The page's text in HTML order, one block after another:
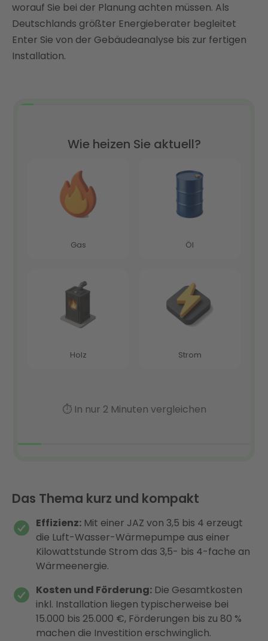
worauf Sie bei der Planung achten müssen. Als
Deutschlands größter Energieberater begleitet
Enter Sie von der Gebäudeanalyse bis zur fertigen
Installation.
Das Thema kurz und kompakt
Effizienz: Mit einer JAZ von 3,5 bis 4 erzeugt
die Luft-Wasser-Wärmepumpe aus einer
Kilowattstunde Strom das 3,5- bis 4-fache an
Wärmeenergie.
Kosten und Förderung: Die Gesamtkosten
inkl. Installation liegen typischerweise bei
15.000 bis 25.000 €, Förderungen bis zu 80 %
machen die Investition erschwinglich.